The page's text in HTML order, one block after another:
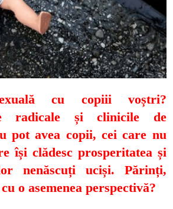
cu copiii voștri?
radicale și clinicile de
pot avea copii, cei care nu
își clădesc prosperitatea și
nenăscuți uciși. Părinți,
o asemenea perspectivă?